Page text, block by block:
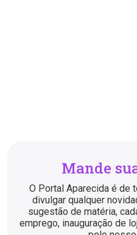
Mande
O Portal Aparecida é de
divulgar qualquer
sugestão de matéria,
emprego, inauguração de